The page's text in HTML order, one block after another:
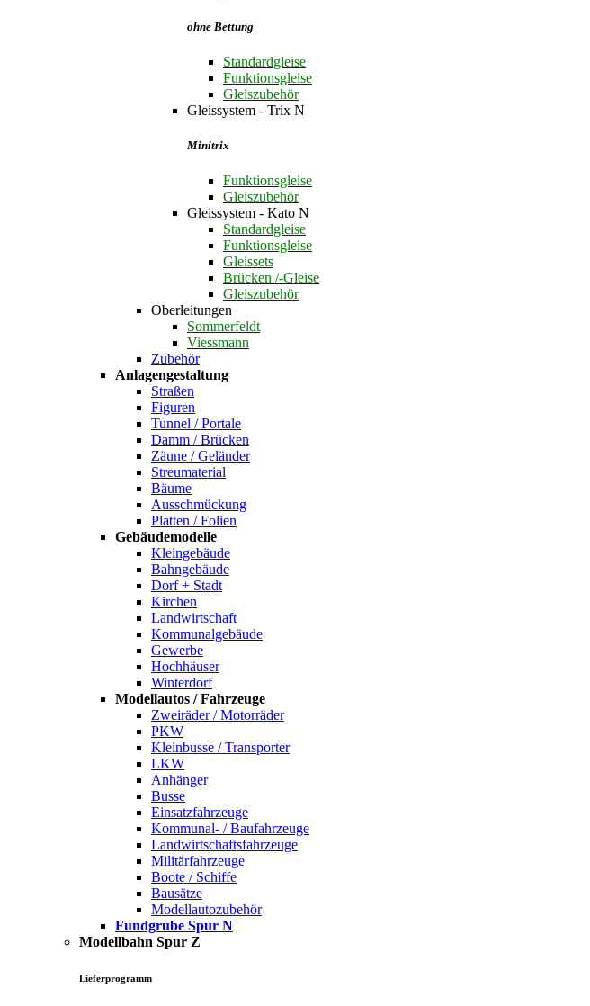
ohne Bettung
Standardgleise
Funktionsgleise
Gleiszubehör
Gleissystem - Trix N
Minitrix
Funktionsgleise
Gleiszubehör
Gleissystem - Kato N
Standardgleise
Funktionsgleise
Gleissets
Brücken /-Gleise
Gleiszubehör
Oberleitungen
Sommerfeldt
Viessmann
Zubehör
Anlagengestaltung
Straßen
Figuren
Tunnel / Portale
Damm / Brücken
Zäune / Geländer
Streumaterial
Bäume
Ausschmückung
Platten / Folien
Gebäudemodelle
Kleingebäude
Bahngebäude
Dorf + Stadt
Kirchen
Landwirtschaft
Kommunalgebäude
Gewerbe
Hochhäuser
Winterdorf
Modellautos / Fahrzeuge
Zweiräder / Motorräder
PKW
Kleinbusse / Transporter
LKW
Anhänger
Busse
Einsatzfahrzeuge
Kommunal- / Baufahrzeuge
Landwirtschaftsfahrzeuge
Militärfahrzeuge
Boote / Schiffe
Bausätze
Modellautozubehör
Fundgrube Spur N
Modellbahn Spur Z
Lieferprogramm